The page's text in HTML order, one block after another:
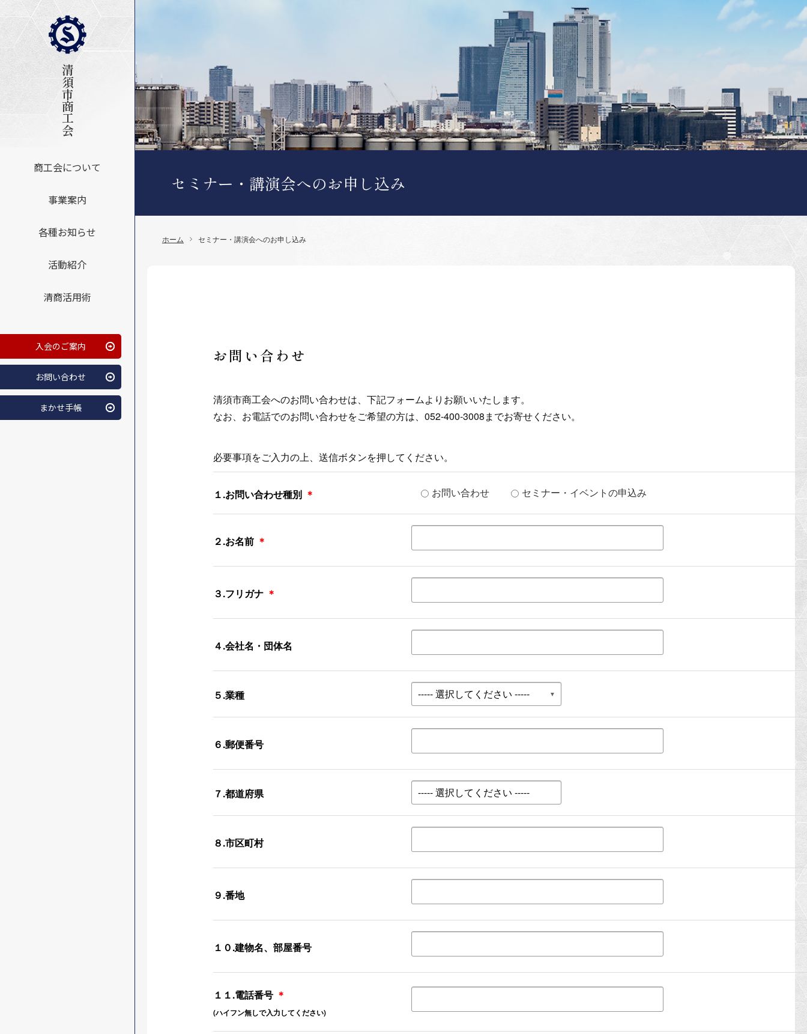
清須市商工会
商工会について
事業案内
各種お知らせ
活動紹介
清商活用術
入会のご案内
お問い合わせ
まかせ手帳
セミナー・講演会へのお申し込み
ホーム セミナー・講演会へのお申し込み
お問い合わせ
清須市商工会へのお問い合わせは、下記フォームよりお願いいたします。
なお、お電話でのお問い合わせをご希望の方は、052-400-3008までお寄せください。
必要事項をご入力の上、送信ボタンを押してください。
１.お問い合わせ種別 ＊ お問い合わせ セミナー・イベントの申込み
２.お名前 ＊
３.フリガナ ＊
４.会社名・団体名
５.業種
６.郵便番号
７.都道府県
８.市区町村
９.番地
１０.建物名、部屋番号
１１.電話番号 ＊
(ハイフン無しで入力してください)